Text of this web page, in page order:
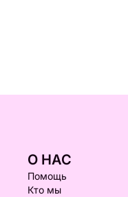
О НАС
Помощь
Кто мы